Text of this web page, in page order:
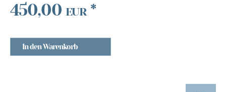
450,00 EUR *
In den Warenkorb